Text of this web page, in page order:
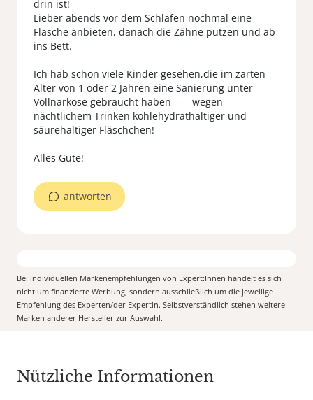
drin ist!
Lieber abends vor dem Schlafen nochmal eine
Flasche anbieten, danach die Zähne putzen und ab
ins Bett.
Ich hab schon viele Kinder gesehen,die im zarten
Alter von 1 oder 2 Jahren eine Sanierung unter
Vollnarkose gebraucht haben------wegen
nächtlichem Trinken kohlehydrathaltiger und
säurehaltiger Fläschchen!
Alles Gute!
antworten
Bei individuellen Markenempfehlungen von Expert:Innen handelt es sich
nicht um finanzierte Werbung, sondern ausschließlich um die jeweilige
Empfehlung des Experten/der Expertin. Selbstverständlich stehen weitere
Marken anderer Hersteller zur Auswahl.
Nützliche Informationen